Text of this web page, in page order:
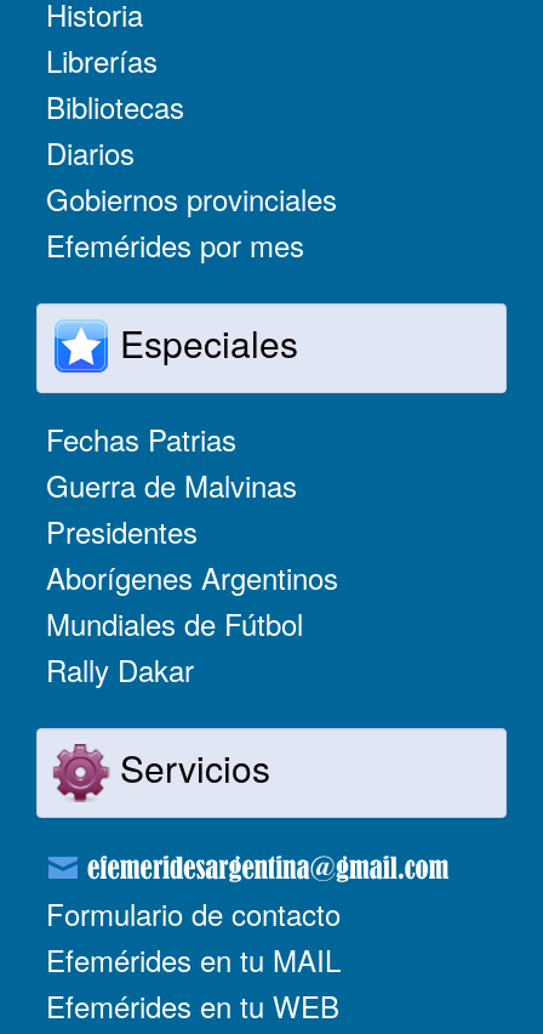
Historia
Librerías
Bibliotecas
Diarios
Gobiernos provinciales
Efemérides por mes
Especiales
Fechas Patrias
Guerra de Malvinas
Presidentes
Aborígenes Argentinos
Mundiales de Fútbol
Rally Dakar
Servicios
Formulario de contacto
Efemérides en tu MAIL
Efemérides en tu WEB